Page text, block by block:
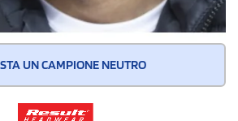
UN CAMPIONE NEUTRO